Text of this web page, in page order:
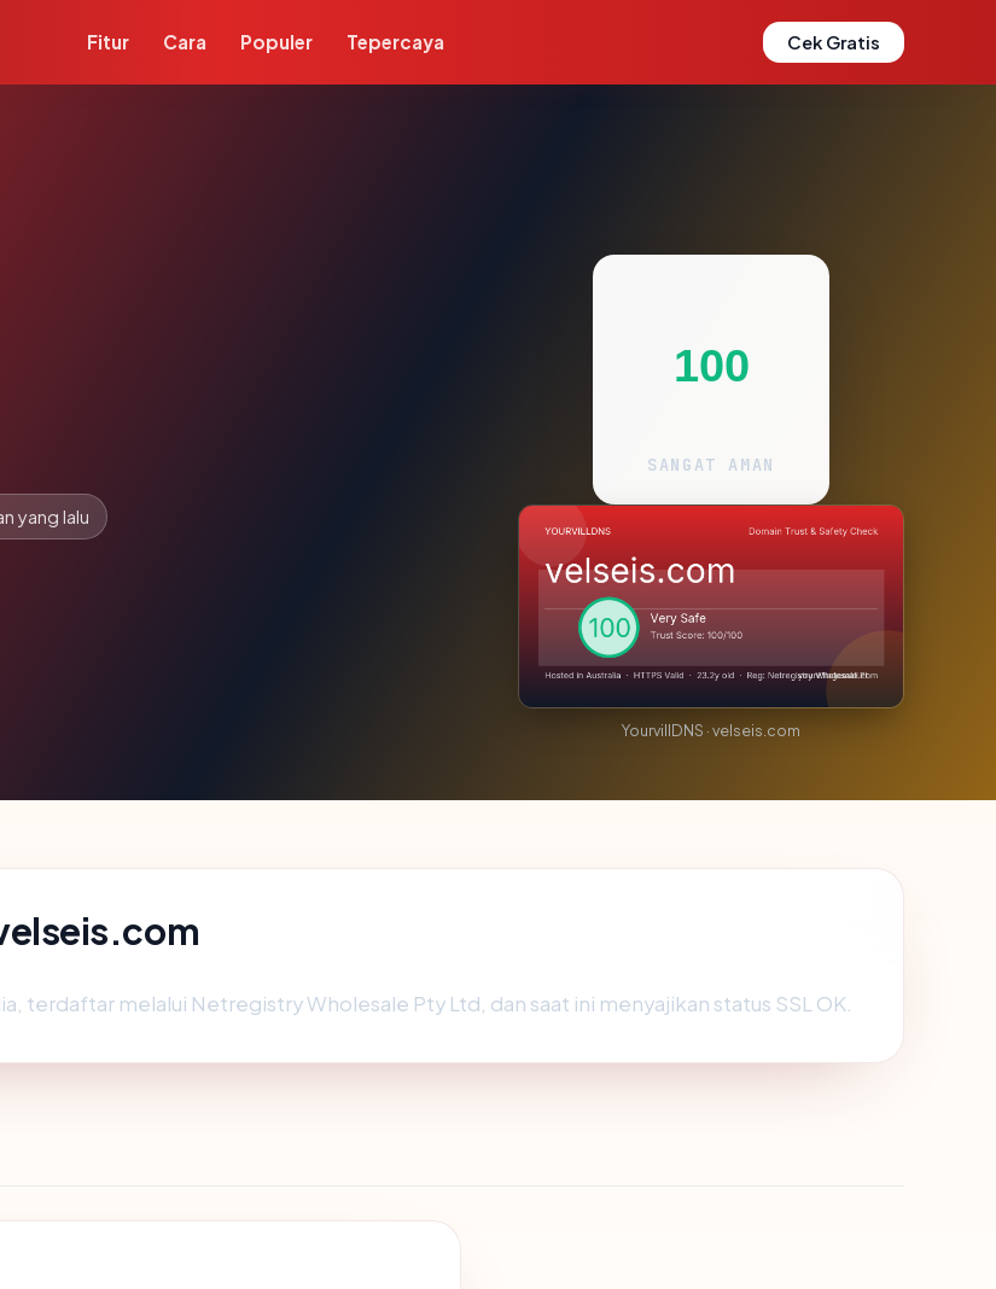
Fitur Cara Populer Tepercaya Cek Gratis
yang lalu
100
SANGAT AMAN
YourvillDNS · velseis.com
terdaftar melalui Netregistry Wholesale Pty Ltd, dan saat ini menyajikan status SSL OK.